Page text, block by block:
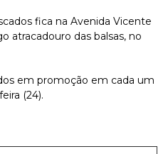
fica na Avenida Vicente
atracadouro das balsas, no
em promoção em cada um
(24).